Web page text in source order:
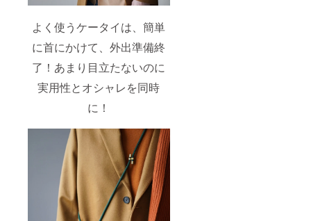
よく使うケータイは、簡単
に首にかけて、外出準備終
了！あまり目立たないのに
実用性とオシャレを同時
に！